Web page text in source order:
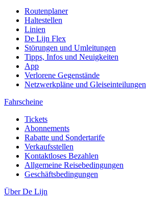
Routenplaner
Haltestellen
Linien
De Lijn Flex
Störungen und Umleitungen
Tipps, Infos und Neuigkeiten
App
Verlorene Gegenstände
Netzwerkpläne und Gleiseinteilungen
Fahrscheine
Tickets
Abonnements
Rabatte und Sondertarife
Verkaufsstellen
Kontaktloses Bezahlen
Allgemeine Reisebedingungen
Geschäftsbedingungen
Über De Lijn